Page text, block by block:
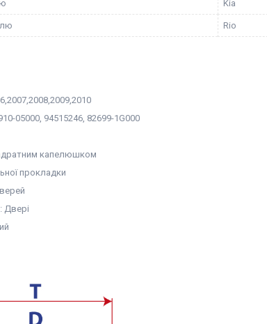
Kia
Rio
05000, 94515246, 82699-1G000
капелюшком
прокладки
Двері